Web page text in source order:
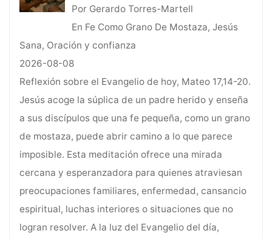
Por Gerardo Torres-Martell
En Fe Como Grano De Mostaza, Jesús
Sana, Oración y confianza
2026-08-08
Reflexión sobre el Evangelio de hoy, Mateo 17,14-20.
Jesús acoge la súplica de un padre herido y enseña
a sus discípulos que una fe pequeña, como un grano
de mostaza, puede abrir camino a lo que parece
imposible. Esta meditación ofrece una mirada
cercana y esperanzadora para quienes atraviesan
preocupaciones familiares, enfermedad, cansancio
espiritual, luchas interiores o situaciones que no
logran resolver. A la luz del Evangelio del día,